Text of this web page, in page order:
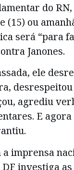
do
(15) ou
será “para
Janones.
ele
agrediu
E
a imprensa
investiga as